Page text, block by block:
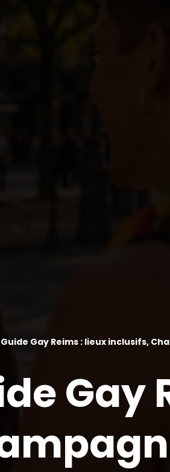
Guide Gay Reims : lieux inclusifs,
Gay